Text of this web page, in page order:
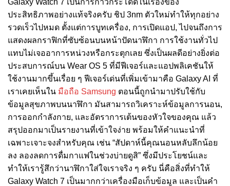
ประสิทธิภาพอย่างแท้จริงครับ ชิป 3nm ตัวใหม่ทำให้ทุกอย่าง
รวดเร็วไปหมด ตั้งแต่การบูทเครื่อง, การเปิดแอป, ไปจนถึงการ
แสดงผลกราฟิกที่ซับซ้อนบนหน้าปัดนาฬิกา การใช้งานทั่วไป
แทบไม่เจออาการหน่วงหรือกระตุกเลย ซึ่งเป็นผลดีอย่างยิ่งต่อ
ประสบการณ์บน Wear OS 5 ที่มีฟีเจอร์และแอปพลิเคชันให้
ใช้งานมากขึ้นเรื่อย ๆ ฟีเจอร์เด่นที่เพิ่มเข้ามาคือ Galaxy AI ที่
เราเคยเห็นใน มือถือ Samsung ตอนนี้ถูกนำมาปรับใช้กับ
ข้อมูลสุขภาพบนนาฬิกา มันสามารถวิเคราะห์ข้อมูลการนอน,
การออกกำลังกาย, และอัตราการเต้นของหัวใจของคุณ แล้ว
สรุปออกมาเป็นรายงานที่เข้าใจง่าย พร้อมให้คำแนะนำที่
เฉพาะเจาะจงสำหรับคุณ เช่น “สัปดาห์นี้คุณนอนหลับลึกน้อย
ลง ลองลดการดื่มกาแฟในช่วงบ่ายดูสิ” ซึ่งมีประโยชน์และ
ทำให้เรารู้สึกว่านาฬิกาใส่ใจเราจริง ๆ ครับ นี่คือสิ่งที่ทำให้
Galaxy Watch 7 เป็นมากกว่าเครื่องมือเก็บข้อมูล และเป็นคำ